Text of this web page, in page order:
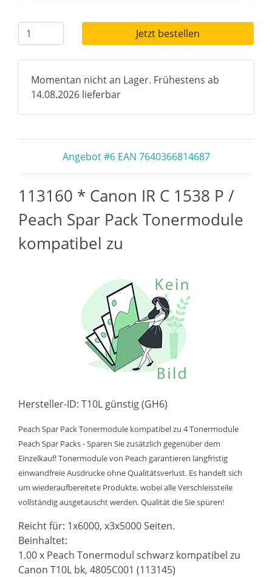
Jetzt bestellen
Momentan nicht an Lager. Frühestens ab
14.08.2026 lieferbar
Angebot #6 EAN 7640366814687
113160 * Canon IR C 1538 P /
Peach Spar Pack Tonermodule
kompatibel zu
Hersteller-ID: T10L günstig (GH6)
Peach Spar Pack Tonermodule kompatibel zu 4 Tonermodule
Peach Spar Packs - Sparen Sie zusätzlich gegenüber dem
Einzelkauf! Tonermodule von Peach garantieren langfristig
einwandfreie Ausdrucke ohne Qualitätsverlust. Es handelt sich
um wiederaufbereitete Produkte, wobei alle Verschleissteile
vollständig ausgetauscht werden. Qualität die Sie spüren!
Reicht für: 1x6000, x3x5000 Seiten.
Beinhaltet:
1.00 x Peach Tonermodul schwarz kompatibel zu
Canon T10L bk, 4805C001 (113145)